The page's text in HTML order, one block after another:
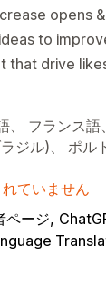
opens
to
that drive
、 フランス
ジル)、 ポル
ていません
ページ